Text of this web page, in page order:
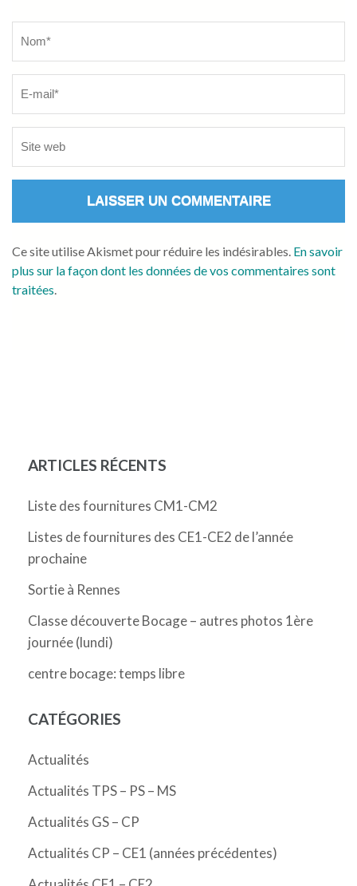
Ce site utilise Akismet pour réduire les indésirables. En savoir
plus sur la façon dont les données de vos commentaires sont
traitées
ARTICLES RÉCENTS
Liste des fournitures CM1-CM2
Listes de fournitures des CE1-CE2 de l’année
prochaine
Sortie à Rennes
Classe découverte Bocage – autres photos 1ère
journée (lundi)
centre bocage: temps libre
CATÉGORIES
Actualités
Actualités TPS – PS – MS
Actualités GS – CP
Actualités CP – CE1 (années précédentes)